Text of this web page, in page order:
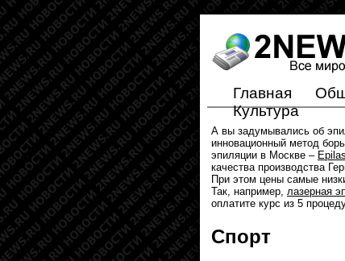
Главная
Культура
А вы задумывались об
инновационный метод
эпиляции в Москве – Epilas
качества производства
При этом цены самые
Так, например, лазерная
оплатите курс из 5
Спорт